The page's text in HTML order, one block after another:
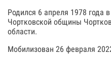
Родился 6 апреля 1978 года
Чортковской общины
области.
Мобилизован 26 февраля